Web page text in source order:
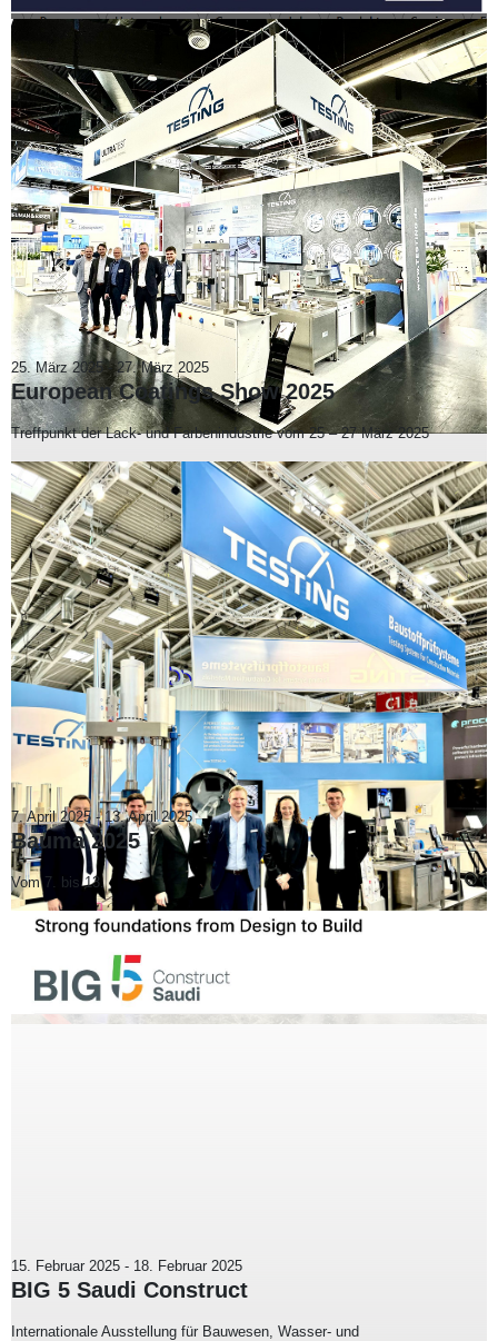
25. März 2025-27. März 2025
European Coatings Show 2025
Treffpunkt der Lack- und Farbenindustrie vom 25 – 27 März 2025
7. April 2025 -13. April 2025
Bauma 2025
Vom 7. bis 13.
15. Februar 2025 - 18. Februar 2025
BIG 5 Saudi Construct
Internationale Ausstellung für Bauwesen, Wasser- und